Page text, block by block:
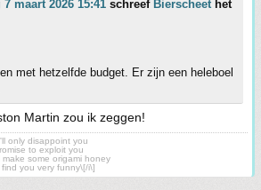
7 maart 2026 15:41 schreef Bierscheet het
met hetzelfde budget. Er zijn een heleboel
Martin zou ik zeggen!
only disappoint you
to exploit you
some origami honey
you very funny\[/i\]